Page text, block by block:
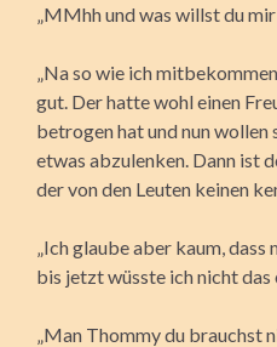
„MMhh und was willst du
„Na so wie ich
gut. Der hatte wohl einen
betrogen hat und nun wollen
etwas abzulenken. Dann ist
der von den Leuten keinen
„Ich glaube aber kaum,
bis jetzt wüsste ich nicht das
„Man Thommy du brauchst